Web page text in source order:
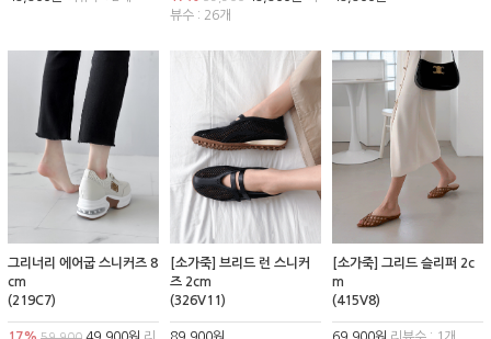
뷰수 : 26개
그리너리 에어굽 스니커즈 8
cm
(219C7)
[소가죽] 브리드 런 스니커
즈 2cm
(326V11)
[소가죽] 그리드 슬리퍼 2c
m
(415V8)